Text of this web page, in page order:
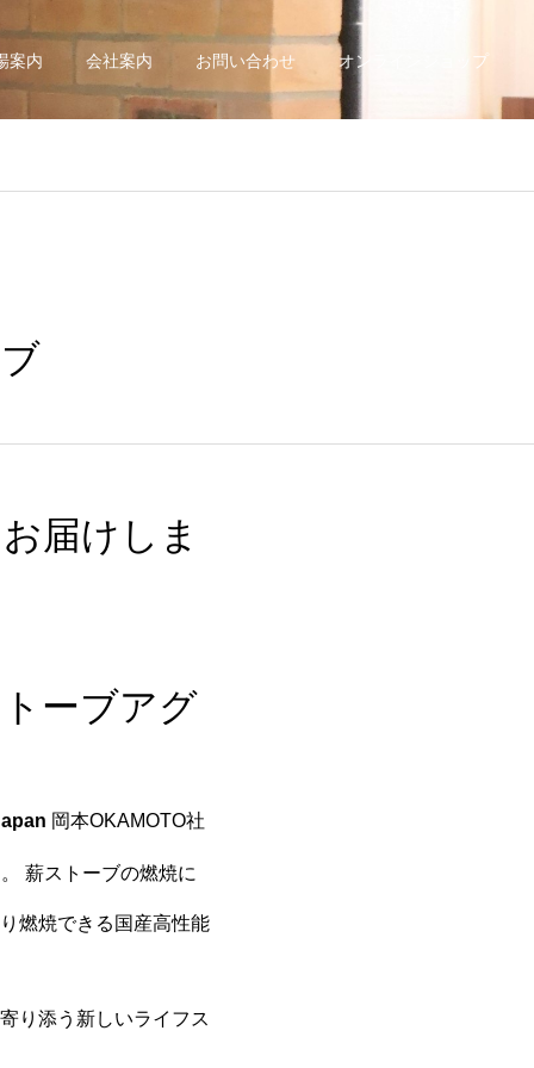
案内 会社案内 お問い合わせ オンラインショップ
届けしま
ーブアグ
岡本OKAMOTO社
薪ストーブの燃焼に
燃焼できる国産高性能
り添う新しいライフス